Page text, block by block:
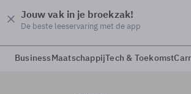
Jouw vak in je broekzak!
De beste leeservaring met de app
BusinessMaatschappijTech & Toekomst